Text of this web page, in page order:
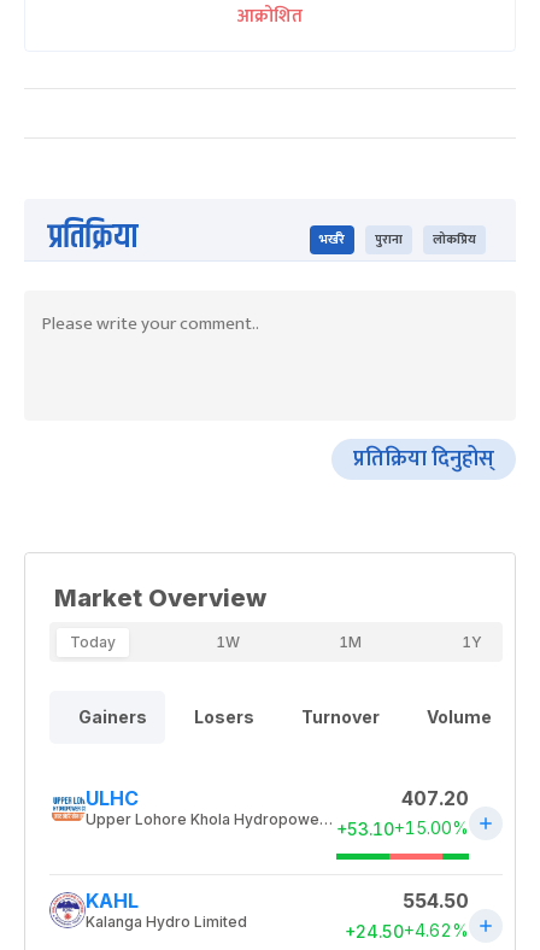
आक्रोशित
प्रतिक्रिया भर्खरै पुराना लोकप्रिय
प्रतिक्रिया दिनुहोस्